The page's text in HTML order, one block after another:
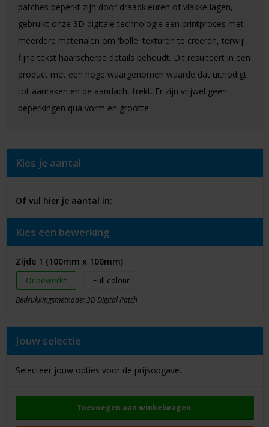
patches beperkt zijn door draadkleuren of vlakke lagen,
gebruikt onze 3D digitale technologie een printproces met
meerdere materialen om 'bolle' texturen te creëren, terwijl
fijne tekst haarscherpe details behoudt. Dit resulteert in een
product met een hoge waargenomen waarde dat uitnodigt
tot aanraken en de aandacht trekt. Er zijn vrijwel geen
beperkingen qua vorm en grootte.
Kies je aantal
Of vul hier je aantal in:
Kies een bewerking
Zijde 1 (100mm x 100mm)
Onbewerkt Full colour
Bedrukkingsmethode: 3D Digital Patch
Jouw selectie
Selecteer jouw opties voor de prijsopgave.
Toevoegen aan winkelwagen